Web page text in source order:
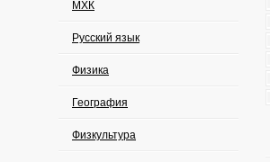
МХК
Русский язык
Физика
География
Физкультура